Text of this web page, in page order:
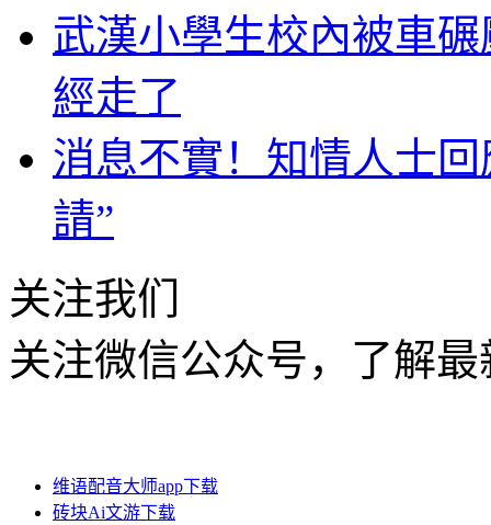
武漢小學生校內被車
經走了
消息不實！知情人士
請”
关注我们
关注微信公众号，了解
维语配音大师app下载
砖块Ai文游下载